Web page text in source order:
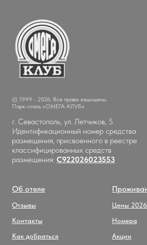
© 1999 - 2026. Все права защищены.
Парк-отель «ОМЕГА-КЛУБ»
г. Севастополь, ул. Летчиков, 5
Идентификационный номер средства
размещения, присвоенного в реестре
классифицированных средств
размещения: С922026023553
Об отеле
Отзывы
Контакты
Как добраться
Цены 2026
Номера
Акции